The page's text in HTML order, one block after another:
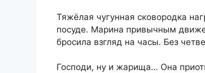
Тяжёлая чугунная сковородка
посуде. Марина привычным
бросила взгляд на часы. Без
Господи, ну и жарища… Она